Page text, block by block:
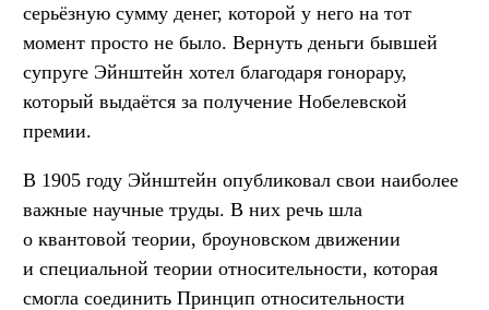
серьёзную сумму денег, которой у него на тот
момент просто не было. Вернуть деньги бывшей
супруге Эйнштейн хотел благодаря гонорару,
который выдаётся за получение Нобелевской
премии.
В 1905 году Эйнштейн опубликовал свои наиболее
важные научные труды. В них речь шла
о квантовой теории, броуновском движении
и специальной теории относительности, которая
смогла соединить Принцип относительности